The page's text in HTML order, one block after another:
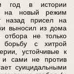
год в истории
на новый режим
назад присел на
выносил из дома
отбора не только
борьбу с хитрой
устойчивые к
и сами не против
суицидальными